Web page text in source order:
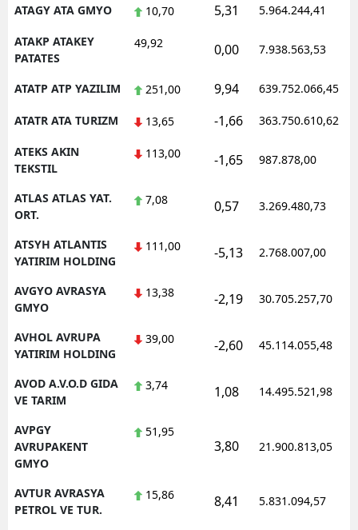
ATAGY ATA GMYO 10,70 5,31 5.964.244,41
ATAKP ATAKEY
PATATES
49,92 0,00 7.938.563,53
ATATP ATP YAZILIM 251,00 9,94 639.752.066,45
ATATR ATA TURIZM 13,65 -1,66 363.750.610,62
ATEKS AKIN
TEKSTIL
113,00 -1,65 987.878,00
ATLAS ATLAS YAT.
ORT.
7,08 0,57 3.269.480,73
ATSYH ATLANTIS
YATIRIM HOLDING
111,00 -5,13 2.768.007,00
AVGYO AVRASYA
GMYO
13,38 -2,19 30.705.257,70
AVHOL AVRUPA
YATIRIM HOLDING
39,00 -2,60 45.114.055,48
AVOD A.V.O.D GIDA
VE TARIM
3,74 1,08 14.495.521,98
AVPGY
AVRUPAKENT
GMYO
51,95
3,80 21.900.813,05
AVTUR AVRASYA
PETROL VE TUR.
15,86 8,41 5.831.094,57